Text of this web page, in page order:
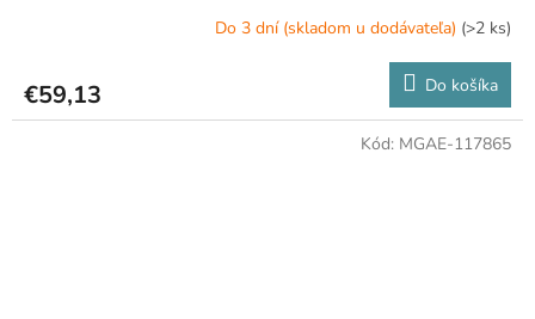
Do 3 dní (skladom u dodávateľa) (>2 ks)
€59,13 Do košíka
Kód: MGAE-117865